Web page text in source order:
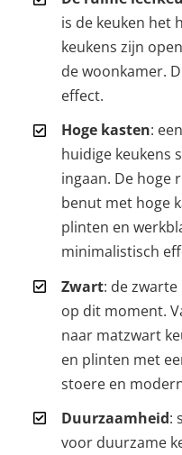
is de keuken het
keukens zijn
de woonkamer.
effect.
Hoge kasten:
huidige keukens
ingaan. De hoge
benut met hoge
plinten en
minimalistisch
Zwart: de
op dit moment.
naar matzwart
en plinten met
stoere en
Duurzaamheid:
voor duurzame